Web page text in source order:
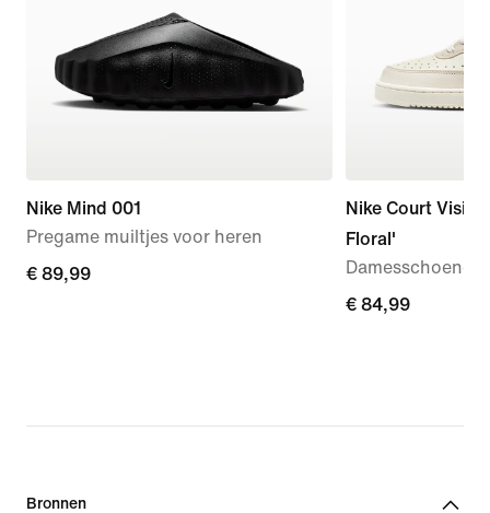
Nike Mind 001
Pregame muiltjes voor heren
€ 89,99
€ 89,99
Nike Court
Floral'
Damesschoenen
€ 84,99
€ 84,99
Bronnen